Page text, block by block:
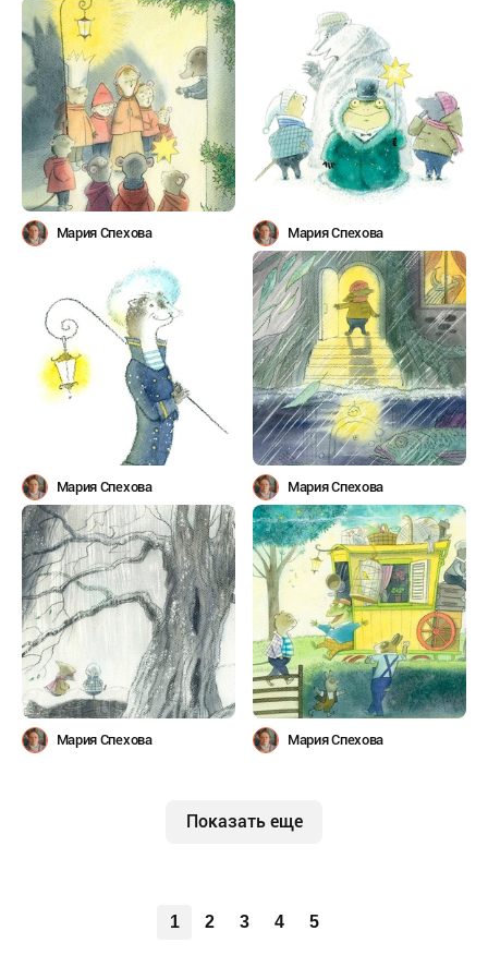
Мария Спехова Мария Спехова
Мария Спехова Мария Спехова
Мария Спехова Мария Спехова
Показать еще
1 2 3 4 5